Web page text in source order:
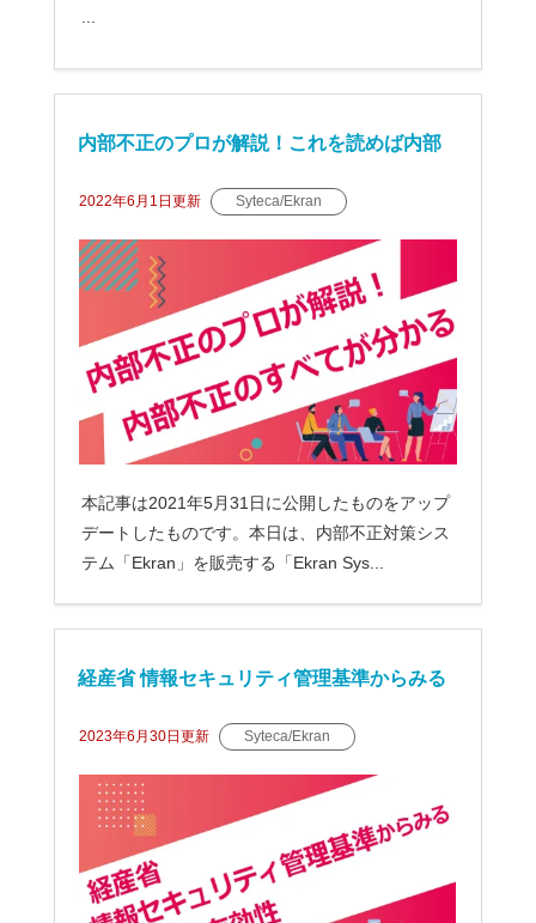
内部不正のプロが解説！これを読めば内部
不正のすべてが分かる
2022年6月1日 更新 Syteca/Ekran
本記事は2021年5月31日に公開したものをアップ
デートしたものです。本日は、内部不正対策シス
テム「Ekran」を販売する「Ekran Sys...
経産省 情報セキュリティ管理基準からみる
Ekranの有効性
2023年6月30日更新 Syteca/Ekran